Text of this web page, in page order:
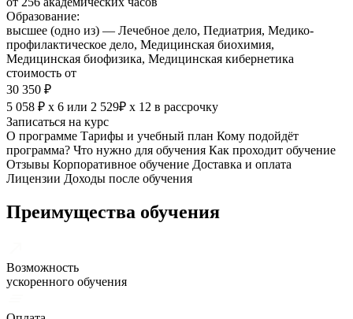
Образование:
высшее (одно из) — Лечебное дело, Педиатрия, Медико-
профилактическое дело, Медицинская биохимия,
Медицинская биофизика, Медицинская кибернетика
стоимость от
30 350 ₽
5 058 ₽ х 6 или 2 529₽ х 12 в рассрочку
Записаться на курс
О программе Тарифы и учебный план Кому подойдёт
программа? Что нужно для обучения Как проходит обучение
Отзывы Корпоративное обучение Доставка и оплата
Лицензии Доходы после обучения
Преимущества обучения
Возможность
ускоренного обучения